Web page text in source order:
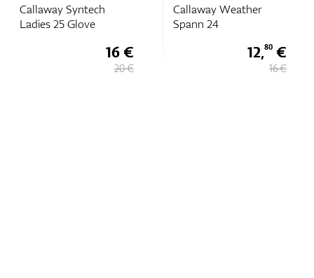
Callaway Syntech
Ladies 25 Glove
16 €
20 €
Callaway Weather
Spann 24
12,80 €
16 €